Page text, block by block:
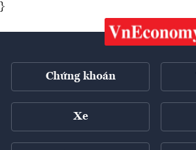
}
Chứng khoán
Xe